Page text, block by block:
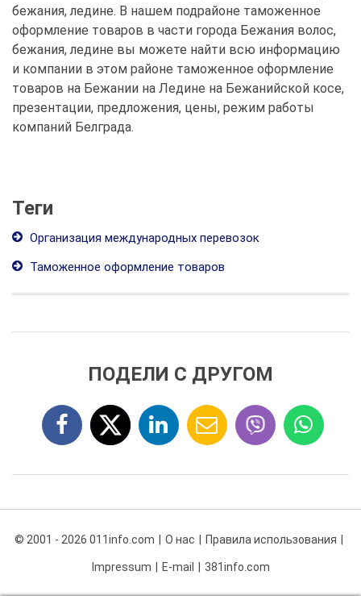
бежания, ледине. В нашем подрайоне таможенное
оформление товаров в части города Бежания волос,
бежания, ледине вы можете найти всю информацию
и компании в этом районе таможенное оформление
товаров на Бежании на Ледине на Бежанийской косе,
презентации, предложения, цены, режим работы
компаний Белграда.
Теги
Организация международных перевозок
Таможенное оформление товаров
ПОДЕЛИ С ДРУГОМ
© 2001 - 2026 011info.com О нас Правила использования
Impressum E-mail 381info.com